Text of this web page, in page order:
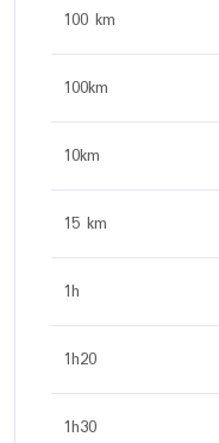
100 km
100km
10km
15 km
1h
1h20
1h30